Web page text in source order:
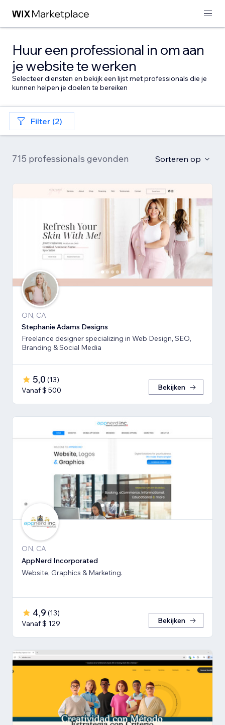
Huur een professional in om aan
je website te werken
Selecteer diensten en bekijk een lijst met professionals die je
kunnen helpen je doelen te bereiken
Filter (2)
715 professionals gevonden Sorteren op
ON, CA
Stephanie Adams Designs
Freelance designer specializing in Web Design, SEO,
Branding & Social Media
5,0 (13)
Vanaf $ 500
Bekijken
ON, CA
AppNerd Incorporated
Website, Graphics & Marketing.
4,9 (13)
Vanaf $ 129
Bekijken